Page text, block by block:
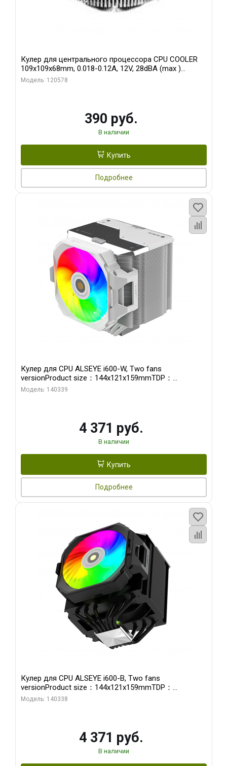
Кулер для центрального процессора CPU COOLER
109x109x68mm, 0.018-0.12A, 12V, 28dBA (max )
+/-10%
Модель: 120578
390 руб.
В наличии
Купить
Подробнее
Кулер для CPU ALSEYE i600-W, Two fans
versionProduct size：144x121x159mmTDP：
270WSoldering technology CD textureApplication:Intel：
Модель: 140339
4 371 руб.
В наличии
Купить
Подробнее
Кулер для CPU ALSEYE i600-B, Two fans
versionProduct size：144x121x159mmTDP：
270WSoldering technology CD textureApplication:Intel：
Модель: 140338
4 371 руб.
В наличии